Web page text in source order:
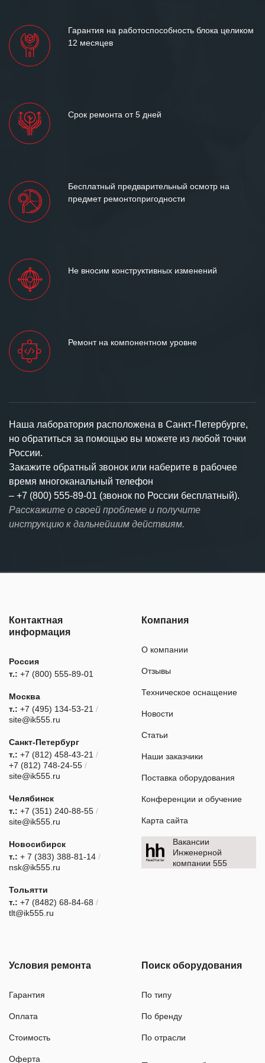
Гарантия на работоспособность блока целиком
12 месяцев
Срок ремонта от 5 дней
Бесплатный предварительный осмотр на
предмет ремонтопригодности
Не вносим конструктивных изменений
Ремонт на компонентном уровне
Наша лаборатория расположена в Санкт-Петербурге,
но обратиться за помощью вы можете из любой точки
России.
Закажите обратный звонок или наберите в рабочее
время многоканальный телефон
– +7 (800) 555-89-01 (звонок по России бесплатный).
Расскажите о своей проблеме и получите
инструкцию к дальнейшим действиям.
Контактная
информация
Россия
т.: +7 (800) 555-89-01
Москва
т.: +7 (495) 134-53-21 /
site@ik555.ru
Санкт-Петербург
т.: +7 (812) 458-43-21 /
+7 (812) 748-24-55 /
site@ik555.ru
Челябинск
т.: +7 (351) 240-88-55 /
site@ik555.ru
Новосибирск
т.: + 7 (383) 388-81-14 /
nsk@ik555.ru
Тольятти
т.: +7 (8482) 68-84-68 /
tlt@ik555.ru
Компания
О компании
Отзывы
Техническое оснащение
Новости
Статьи
Наши заказчики
Поставка оборудования
Конференции и обучение
Карта сайта
Вакансии
Инженерной
компании 555
Условия ремонта
Гарантия
Оплата
Стоимость
Оферта
Поиск оборудования
По типу
По бренду
По отрасли